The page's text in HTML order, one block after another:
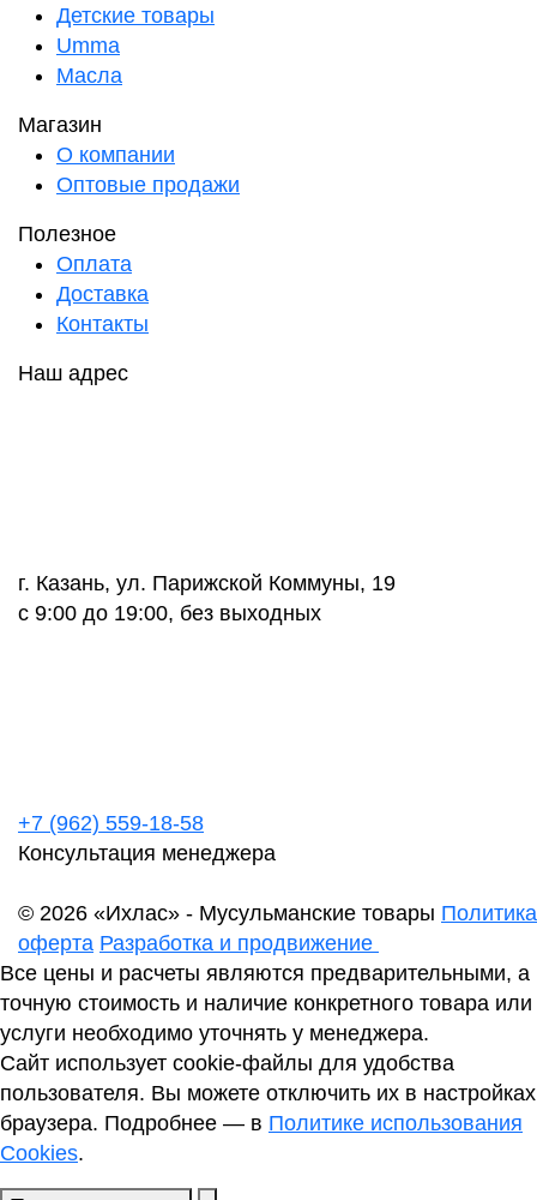
Детские товары
Umma
Масла
Магазин
О компании
Оптовые продажи
Полезное
Оплата
Доставка
Контакты
Наш адрес
г. Казань, ул. Парижской Коммуны, 19
с 9:00 до 19:00, без выходных
+7 (962) 559-18-58
Консультация менеджера
© 2026 «Ихлас» - Мусульманские товары
оферта Разработка и продвижение
Все цены и расчеты являются предварительными, а
точную стоимость и наличие конкретного товара или
услуги необходимо уточнять у менеджера.
Сайт использует cookie-файлы для удобства
пользователя. Вы можете отключить их в настройках
браузера. Подробнее — в Политике использования
Cookies.